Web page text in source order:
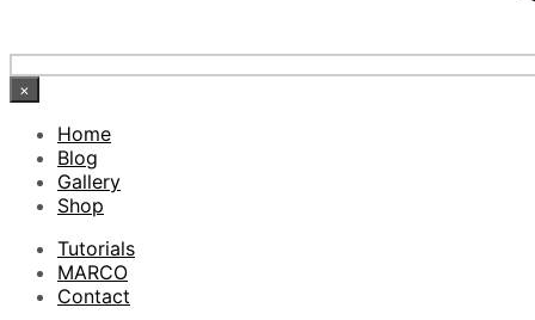
×
Home
Blog
Gallery
Shop
Tutorials
MARCO
Contact